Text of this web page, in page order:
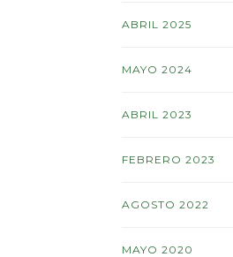
ABRIL 2025
MAYO 2024
ABRIL 2023
FEBRERO 2023
AGOSTO 2022
MAYO 2020